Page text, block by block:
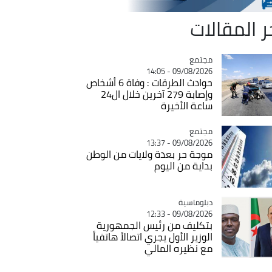
المقالات
Catégorie
مجتمع
09/08/2026 - 14:05
حوادث الطرقات : وفاة 6 أشخاص
وإصابة 279 آخرين خلال ال24
ساعة الأخيرة
Catégorie
مجتمع
09/08/2026 - 13:37
موجة حر بعدة ولايات من الوطن
بداية من اليوم
Catégorie
دبلوماسية
09/08/2026 - 12:33
بتكليف من رئيس الجمهورية
الوزير الأول يجري اتصالاً هاتفياً
مع نظيره المالي